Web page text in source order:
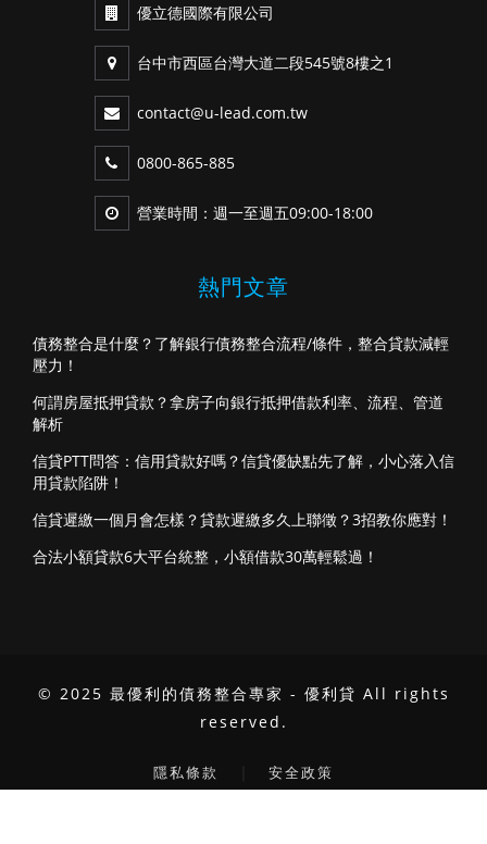
優立德國際有限公司
台中市西區台灣大道二段545號8樓之1
contact@u-lead.com.tw
0800-865-885
營業時間：週一至週五09:00-18:00
熱門文章
債務整合是什麼？了解銀行債務整合流程/條件，整合貸款減輕
壓力！
何謂房屋抵押貸款？拿房子向銀行抵押借款利率、流程、管道
解析
信貸PTT問答：信用貸款好嗎？信貸優缺點先了解，小心落入信
用貸款陷阱！
信貸遲繳一個月會怎樣？貸款遲繳多久上聯徵？3招教你應對！
合法小額貸款6大平台統整，小額借款30萬輕鬆過！
© 2025 最優利的債務整合專家 - 優利貸 All rights
reserved.
隱私條款 安全政策